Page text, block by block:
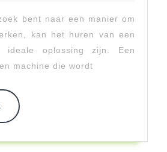
Voor
Veilig
En
Hoogte
bent naar een manier om
kan het huren van een
ideale oplossing zijn. Een
machine die wordt
READ
MORE